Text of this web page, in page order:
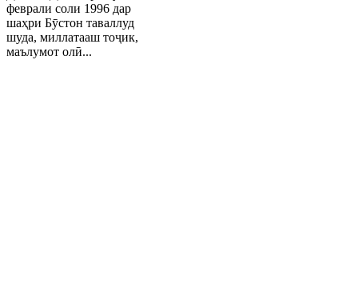
феврали соли 1996 дар
шаҳри Бӯстон таваллуд
шуда, миллатааш тоҷик,
маълумот олӣ...